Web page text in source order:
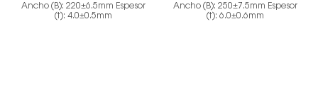
Ancho (B): 220±6.5mm Espesor
(t): 4.0±0.5mm
Ancho (B): 250±7.5mm Espesor
(t): 6.0±0.6mm